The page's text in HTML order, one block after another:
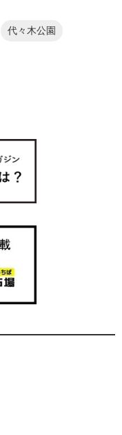
代々木公園